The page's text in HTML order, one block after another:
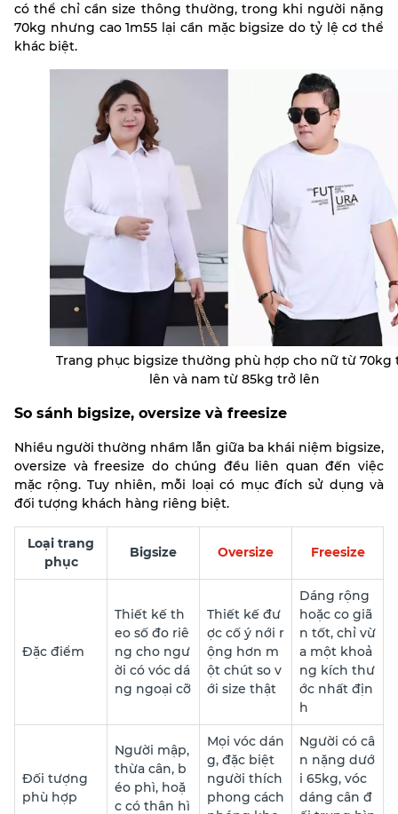
có thể chỉ cần size thông thường, trong khi người nặng
70kg nhưng cao 1m55 lại cần mặc bigsize do tỷ lệ cơ thể
khác biệt.
Trang phục bigsize thường phù hợp cho nữ từ 70kg
lên và nam từ 85kg trở lên
So sánh bigsize, oversize và freesize
Nhiều người thường nhầm lẫn giữa ba khái niệm bigsize,
oversize và freesize do chúng đều liên quan đến việc
mặc rộng. Tuy nhiên, mỗi loại có mục đích sử dụng và
đối tượng khách hàng riêng biệt.
Loại trang
phục
Bigsize Oversize Freesize
Đặc điểm
Thiết kế th
eo số đo riê
ng cho ngư
ời có vóc dá
ng ngoại cỡ
Thiết kế đư
ợc cố ý nới r
ộng hơn m
ột chút so v
ới size thật
Dáng rộng
hoặc co giã
n tốt, chỉ vừ
a một khoả
ng kích thư
ớc nhất địn
h
Đối tượng
phù hợp
Người mập,
thừa cân, b
éo phì, hoặ
c có thân hì
Mọi vóc dán
g, đặc biệt
người thích
phong cách
Người có câ
n nặng dướ
i 65kg, vóc
dáng cân đ